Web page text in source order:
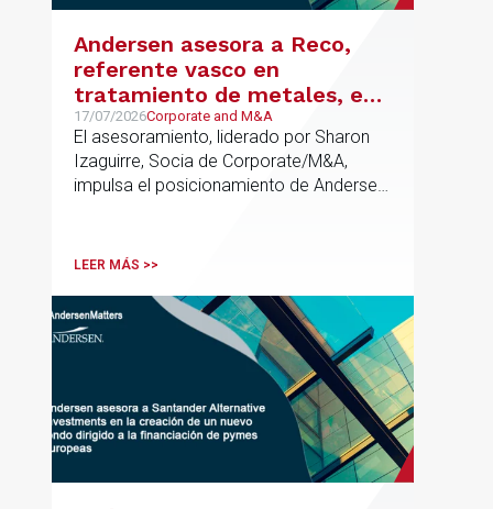
Andersen asesora a Reco,
referente vasco en
tratamiento de metales, en
su venta a Mirai Investments
17/07/2026Corporate and M&A
El asesoramiento, liderado por Sharon
Izaguirre, Socia de Corporate/M&A,
impulsa el posicionamiento de Andersen
procesos estratégicos de M&A
LEER MÁS >>